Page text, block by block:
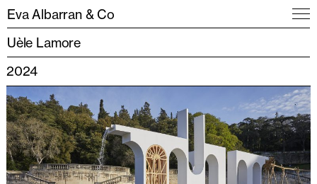
Eva Albarran & Co
Uèle Lamore
2024